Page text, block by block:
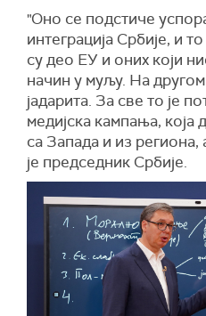
"Оно се подстиче
интеграција Србије, и
су део ЕУ и оних који
начин у муљу. На
јадарита. За све то је
медијска кампања, која
са Запада и из региона,
је председник Србије.